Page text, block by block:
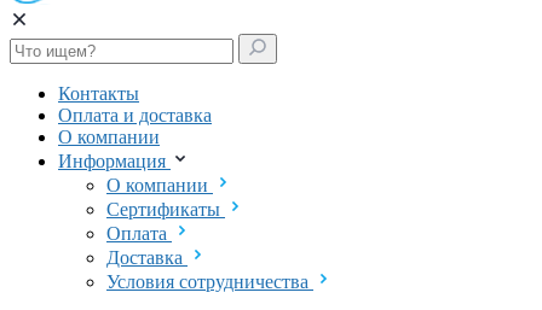
Контакты
Оплата и доставка
О компании
Информация
О компании
Сертификаты
Оплата
Доставка
Условия сотрудничества